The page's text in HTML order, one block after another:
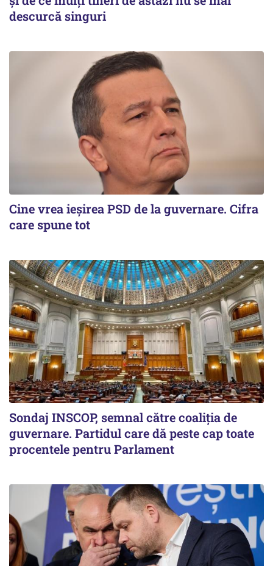
descurcă singuri
Cine vrea ieșirea PSD de la guvernare. Cifra
care spune tot
Sondaj INSCOP, semnal către coaliția de
guvernare. Partidul care dă peste cap toate
procentele pentru Parlament